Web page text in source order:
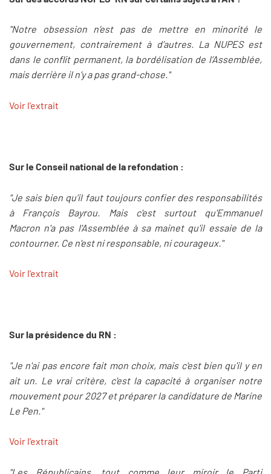
"Notre obsession n’est pas de mettre en minorité le
gouvernement, contrairement à d’autres. La NUPES est
dans le conflit permanent, la bordélisation de l’Assemblée,
mais derrière il n’y a pas grand-chose."
Voir l'extrait
Sur le Conseil national de la refondation :
"Je sais bien qu’il faut toujours confier des responsabilités
à François Bayrou. Mais c'est surtout qu'Emmanuel
Macron n'a pas l'Assemblée à sa mainet qu'il essaie de la
contourner. Ce n'est ni responsable, ni courageux."
Voir l'extrait
Sur la présidence du RN :
"Je n'ai pas encore fait mon choix, mais c'est bien qu'il y en
ait un. Le vrai critère, c'est la capacité à organiser notre
mouvement pour 2027 et préparer la candidature de Marine
Le Pen."
Voir l'extrait